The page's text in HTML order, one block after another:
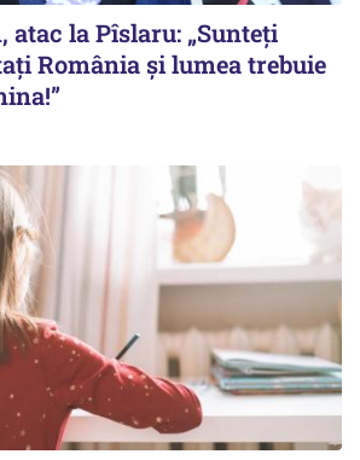
atac la Pîslaru: „Sunteți
România și lumea trebuie